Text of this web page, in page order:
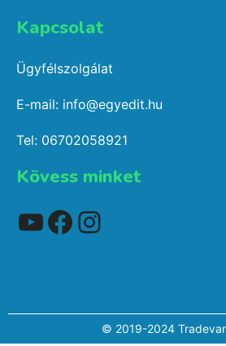
Kapcsolat​
Ügyfélszolgálat
E-mail: info@egyedit.hu
Tel: 06702058921
Kövess minket
YouTube
Facebook
Instagram
© 2019-2024
Elem hozzáadva a kosárhoz.